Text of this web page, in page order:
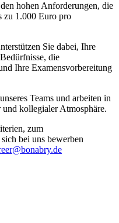
hohen Anforderungen, die
zu 1.000 Euro pro
Sie dabei, Ihre
die
Ihre Examensvorbereitung
Teams und arbeiten in
kollegialer Atmosphäre.
zum
bei uns bewerben